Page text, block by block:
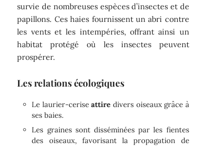
survie de nombreuses espèces d’insectes et de
papillons. Ces haies fournissent un abri contre
les vents et les intempéries, offrant ainsi un
habitat protégé où les insectes peuvent
prospérer.
Les relations écologiques
Le laurier-ceriseattire divers oiseaux grâce à
ses baies.
Les graines sont disséminées par les fientes
des oiseaux, favorisant la propagation de